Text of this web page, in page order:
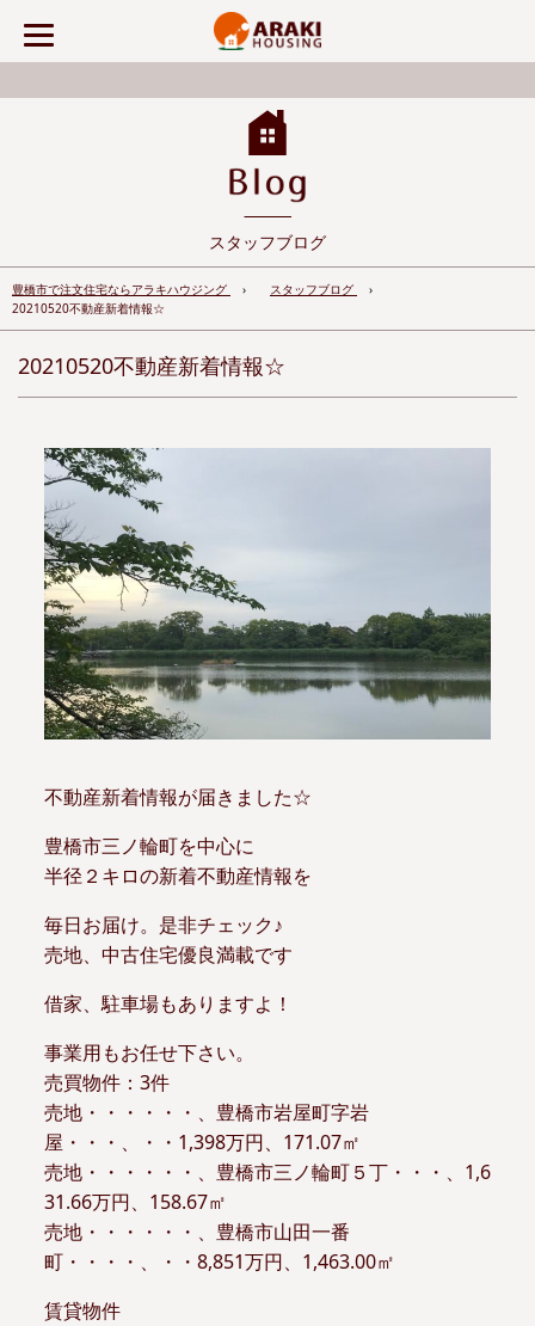
スタッフブログ
豊橋市で注文住宅ならアラキハウジング
スタッフブログ
20210520不動産新着情報☆
20210520不動産新着情報☆
不動産新着情報が届きました☆
豊橋市三ノ輪町を中心に
半径２キロの新着不動産情報を
毎日お届け。是非チェック♪
売地、中古住宅優良満載です
借家、駐車場もありますよ！
事業用もお任せ下さい。
売買物件：3件
売地・・・・・・、豊橋市岩屋町字岩
屋・・・、・・1,398万円、171.07㎡
売地・・・・・・、豊橋市三ノ輪町５丁・・・、1,6
31.66万円、158.67㎡
売地・・・・・・、豊橋市山田一番
町・・・・、・・8,851万円、1,463.00㎡
賃貸物件